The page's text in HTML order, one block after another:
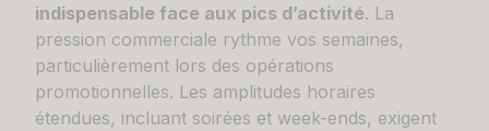
indispensable face aux pics d’activité. La
pression commerciale rythme vos semaines,
particulièrement lors des opérations
promotionnelles. Les amplitudes horaires
étendues, incluant soirées et week-ends, exigent